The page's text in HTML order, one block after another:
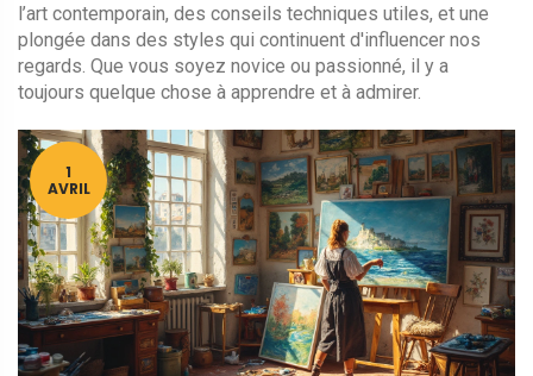
l’art contemporain, des conseils techniques utiles, et une
plongée dans des styles qui continuent d'influencer nos
regards. Que vous soyez novice ou passionné, il y a
toujours quelque chose à apprendre et à admirer.
1
AVRIL